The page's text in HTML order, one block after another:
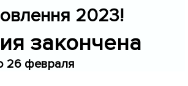
2023!
закончена
26 февраля